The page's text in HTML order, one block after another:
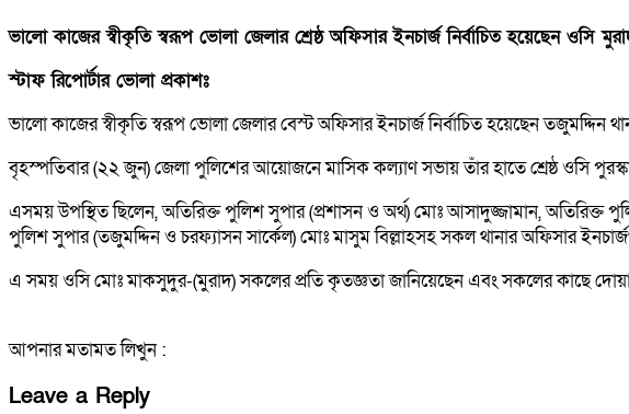
ভালো কাজের স্বীকৃতি স্বরূপ ভোলা জেলার শ্রেষ্ঠ অফিসার ইনচার্জ নির্বাচিত হয়েছেন ওসি
স্টাফ রিপোর্টার ভোলা প্রকাশঃ
ভালো কাজের স্বীকৃতি স্বরূপ ভোলা জেলার বেস্ট অফিসার ইনচার্জ নির্বাচিত হয়েছেন তজুমদ্দিন
বৃহস্পতিবার (২২ জুন) জেলা পুলিশের আয়োজনে মাসিক কল্যাণ সভায় তাঁর হাতে শ্রেষ্ঠ ওসি
এসময় উপস্থিত ছিলেন, অতিরিক্ত পুলিশ সুপার (প্রশাসন ও অর্থ) মোঃ আসাদুজ্জামান, অতিরিক্ত
পুলিশ সুপার (তজুমদ্দিন ও চরফ্যাসন সার্কেল) মোঃ মাসুম বিল্লাহসহ সকল থানার অফিসার
এ সময় ওসি মোঃ মাকসুদুর-(মুরাদ) সকলের প্রতি কৃতজ্ঞতা জানিয়েছেন এবং সকলের কাছে
আপনার মতামত লিখুন :
Leave a Reply